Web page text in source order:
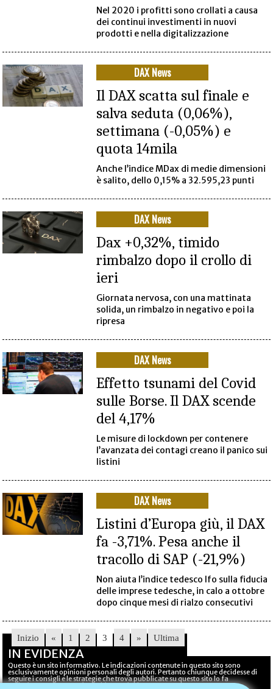
Nel 2020 i profitti sono crollati a causa
dei continui investimenti in nuovi
prodotti e nella digitalizzazione
DAX News
Il DAX scatta sul finale e
salva seduta (0,06%),
settimana (-0,05%) e
quota 14mila
Anche l’indice MDax di medie dimensioni
è salito, dello 0,15% a 32.595,23 punti
DAX News
Dax +0,32%, timido
rimbalzo dopo il crollo di
ieri
Giornata nervosa, con una mattinata
solida, un rimbalzo in negativo e poi la
ripresa
DAX News
Effetto tsunami del Covid
sulle Borse. Il DAX scende
del 4,17%
Le misure di lockdown per contenere
l’avanzata dei contagi creano il panico sui
listini
DAX News
Listini d’Europa giù, il DAX
fa -3,71%. Pesa anche il
tracollo di SAP (-21,9%)
Non aiuta l’indice tedesco Ifo sulla fiducia
delle imprese tedesche, in calo a ottobre
dopo cinque mesi di rialzo consecutivi
Inizio « 1 2 3 4 » Ultima
IN EVIDENZA
Questo è un sito informativo. Le indicazioni contenute in questo sito sono
esclusivamente opinioni personali degli autori. Pertanto chiunque decidesse di
seguire i consigli e le strategie che trova pubblicate su questo sito lo fa
esclusivamente a proprio rischio e pericolo.